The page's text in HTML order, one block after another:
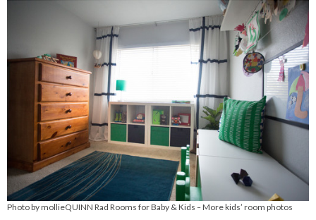
Photo by mollieQUINN Rad Rooms for Baby & Kids –More kids’ room photos